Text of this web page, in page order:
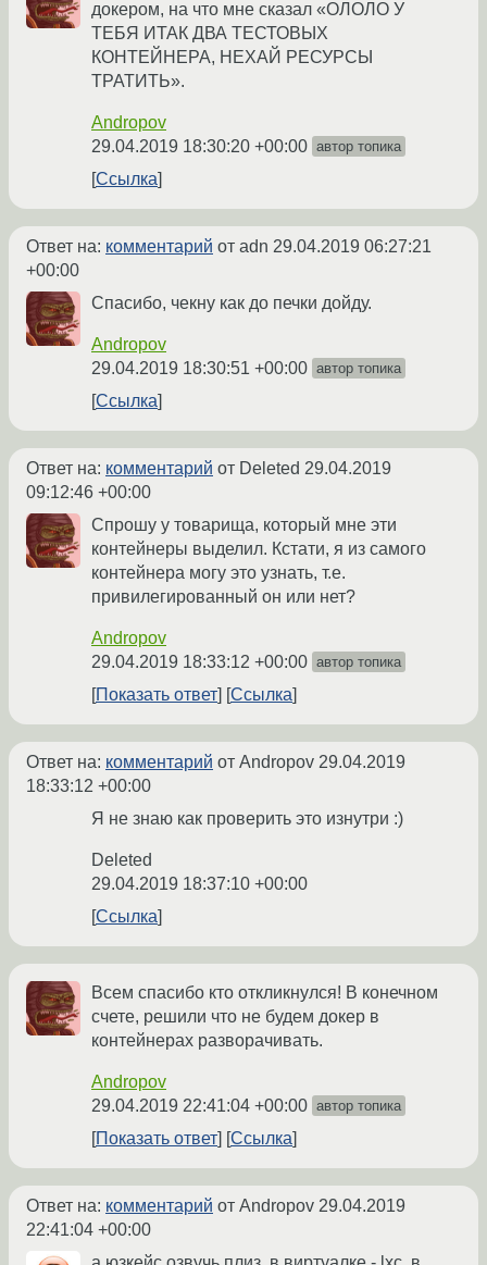
докером, на что мне сказал «ОЛОЛО У
ТЕБЯ ИТАК ДВА ТЕСТОВЫХ
КОНТЕЙНЕРА, НЕХАЙ РЕСУРСЫ
ТРАТИТЬ».
Andropov
29.04.2019 18:30:20 +00:00 автор топика
Ссылка
Ответ на: комментарий от adn 29.04.2019 06:27:21
+00:00
Спасибо, чекну как до печки дойду.
Andropov
29.04.2019 18:30:51 +00:00 автор топика
Ссылка
Ответ на: комментарий от Deleted 29.04.2019
09:12:46 +00:00
Спрошу у товарища, который мне эти
контейнеры выделил. Кстати, я из самого
контейнера могу это узнать, т.е.
привилегированный он или нет?
Andropov
29.04.2019 18:33:12 +00:00 автор топика
Показать ответ Ссылка
Ответ на: комментарий от Andropov 29.04.2019
18:33:12 +00:00
Я не знаю как проверить это изнутри :)
Deleted
29.04.2019 18:37:10 +00:00
Ссылка
Всем спасибо кто откликнулся! В конечном
счете, решили что не будем докер в
контейнерах разворачивать.
Andropov
29.04.2019 22:41:04 +00:00 автор топика
Показать ответ Ссылка
Ответ на: комментарий от Andropov 29.04.2019
22:41:04 +00:00